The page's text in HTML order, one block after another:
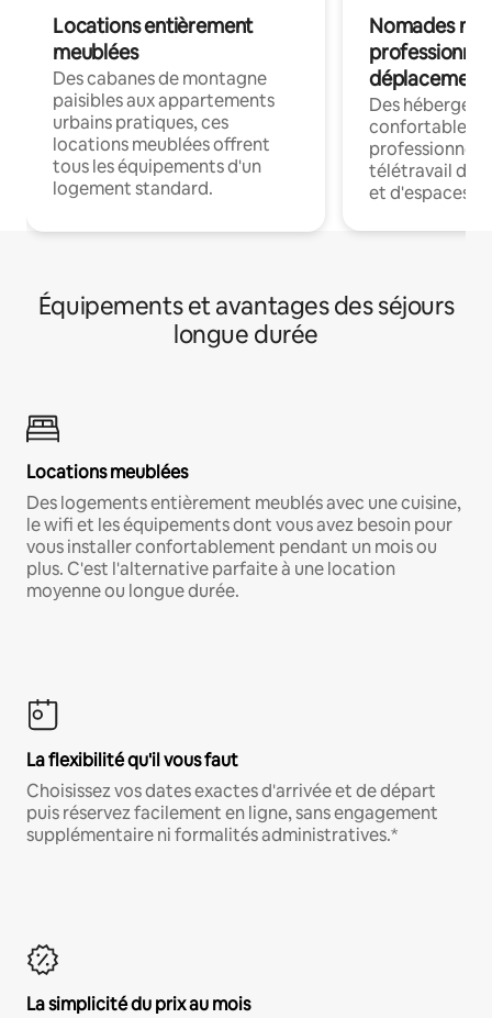
Locations entièrement
meublées
Des cabanes de montagne
paisibles aux appartements
urbains pratiques, ces
locations meublées offrent
tous les équipements d'un
logement standard.
Nomades
déplacement
Des
confortables
professionnels
télétravail
et d'espaces
Équipements et avantages des séjours
longue durée
Locations meublées
Des logements entièrement meublés avec une cuisine,
le wifi et les équipements dont vous avez besoin pour
vous installer confortablement pendant un mois ou
plus. C'est l'alternative parfaite à une location
moyenne ou longue durée.
La flexibilité qu'il vous faut
Choisissez vos dates exactes d'arrivée et de départ
puis réservez facilement en ligne, sans engagement
supplémentaire ni formalités administratives.*
La simplicité du prix au mois